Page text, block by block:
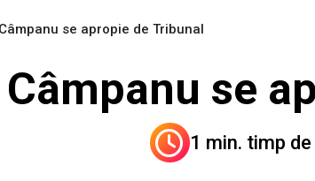
se apropie de Tribunal
se
1 min. timp